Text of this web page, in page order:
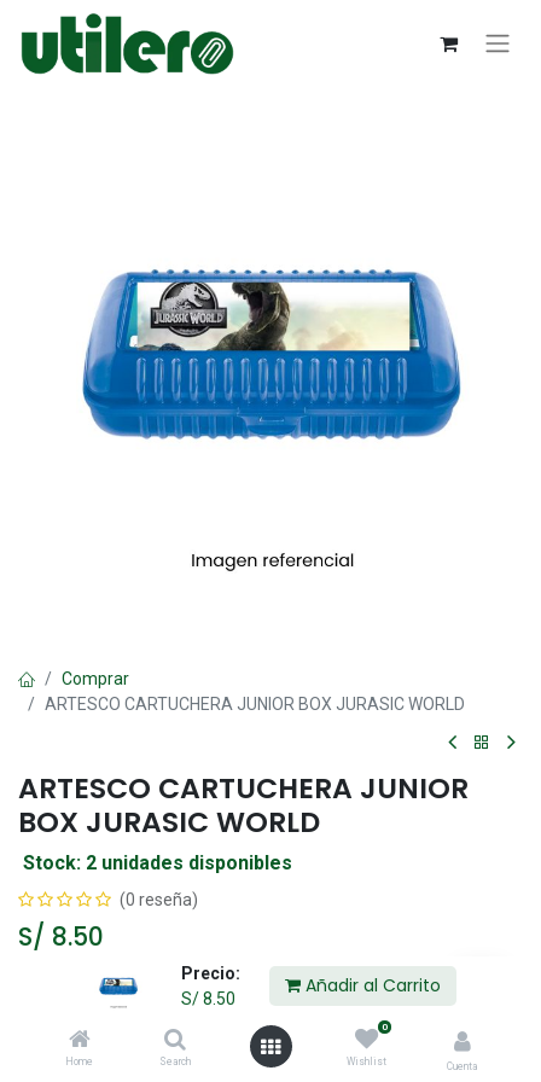
Precio:
S/8.50
Añadir al Carrito
Home Search
0
Wishlist Cuenta
Comprar
ARTESCO CARTUCHERA JUNIOR BOX JURASIC WORLD
ARTESCO CARTUCHERA JUNIOR
BOX JURASIC WORLD
Stock: 2 unidades disponibles
(0 reseña)
S/ 8.50
Añadir al Carrito
Agregar a la lista de deseos